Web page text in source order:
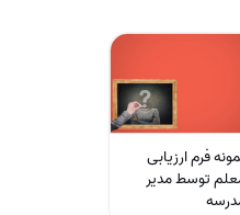
فرم ارزیابی
توسط مدیر